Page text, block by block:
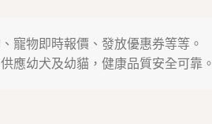
寵物即時報價、發放優惠券等等。
應幼犬及幼貓，健康品質安全可靠。